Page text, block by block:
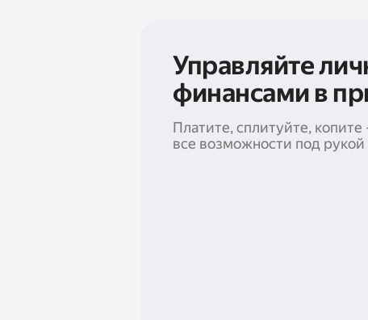
Управляйте
финансами в
Платите, сплитуйте,
все возможности под рукой